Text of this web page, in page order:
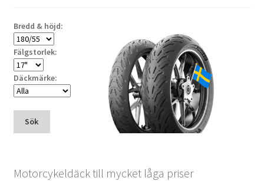
Bredd & höjd:
Fälgstorlek:
Däckmärke:
Sök
Motorcykeldäck till mycket låga priser